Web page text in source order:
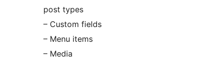
post types
– Custom fields
– Menu items
– Media